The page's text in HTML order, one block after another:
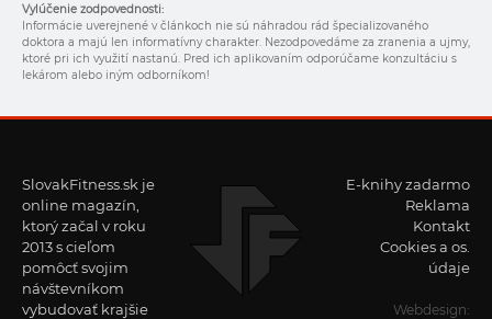
Vylúčenie zodpovednosti:
Informácie uverejnené v článkoch nie sú náhradou rád špecializovaného
doktora a majú len informatívny charakter. Nezodpovedáme za zranenia a ujmy,
ktoré pri ich využití nastanú. Pred ich aplikovaním odporúčame konzultáciu s
lekárom alebo iným odborníkom!
SlovakFitness.sk je
online magazín,
ktorý začal v roku
2013 s cieľom
pomôcť svojim
návštevníkom
vybudovať krajšie
E-knihy zadarmo
Reklama
Kontakt
Cookies a os.
údaje
Webdesign: